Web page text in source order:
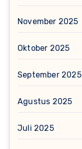
November 2025
Oktober 2025
September 2025
Agustus 2025
Juli 2025